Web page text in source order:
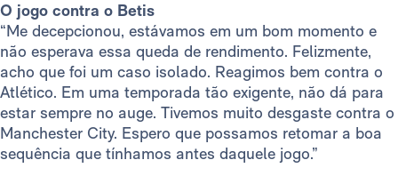
O jogo contra o Betis
“Me decepcionou, estávamos em um bom momento e
não esperava essa queda de rendimento. Felizmente,
acho que foi um caso isolado. Reagimos bem contra o
Atlético. Em uma temporada tão exigente, não dá para
estar sempre no auge. Tivemos muito desgaste contra o
Manchester City. Espero que possamos retomar a boa
sequência que tínhamos antes daquele jogo.”